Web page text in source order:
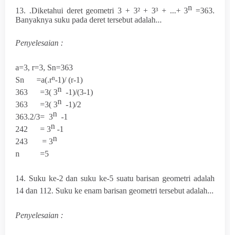
13. .Diketahui deret geometri 3 + 3² + 3³ + ...+3n =363.
Banyaknya suku pada deret tersebut adalah...
Penyelesaian :
a=3, r=3, Sn=363
Sn =a(.rn-1)/ (r-1)
363 =3( 3n -1)/(3-1)
363 =3( 3n -1)/2
363.2/3= 3n -1
242 = 3n -1
243 = 3n
n =5
14. Suku ke-2 dan suku ke-5 suatu barisan geometri adalah
14 dan 112. Suku ke enam barisan geometri tersebut adalah...
Penyelesaian :